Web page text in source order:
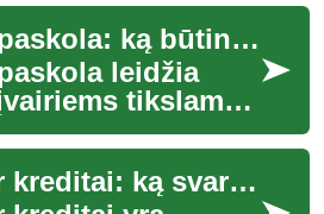
paskolą.
Asmeninė paskola: ką būtina žinoti prieš skolinantis
leidžia
tikslams
pirkinių ir
iki skolų
Paskolos ir kreditai: ką svarbu žinoti apie skolinimąsi